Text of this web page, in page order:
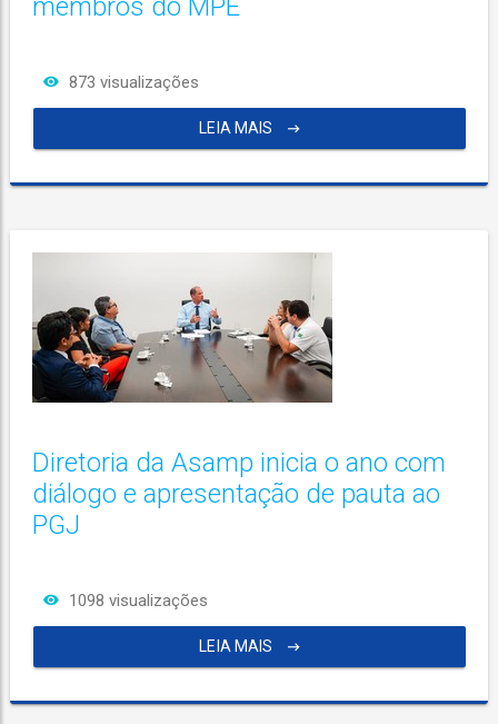
membros do MPE
873 visualizações
LEIA MAIS
Diretoria da Asamp inicia o ano com
diálogo e apresentação de pauta ao
PGJ
1098 visualizações
LEIA MAIS